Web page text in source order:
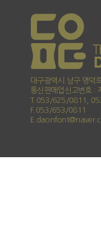
대구광역시 남구 명덕
통신판매업신고번호 :
T.053/625/0811,
F.053/653/0811